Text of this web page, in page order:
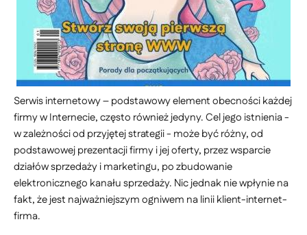
Serwis internetowy – podstawowy element obecności każdej
firmy w Internecie, często również jedyny. Cel jego istnienia -
w zależności od przyjętej strategii - może być różny, od
podstawowej prezentacji firmy i jej oferty, przez wsparcie
działów sprzedaży i marketingu, po zbudowanie
elektronicznego kanału sprzedaży. Nic jednak nie wpłynie na
fakt, że jest najważniejszym ogniwem na linii klient-internet-
firma.